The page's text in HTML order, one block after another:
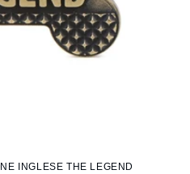
INGLESE THE LEGEND